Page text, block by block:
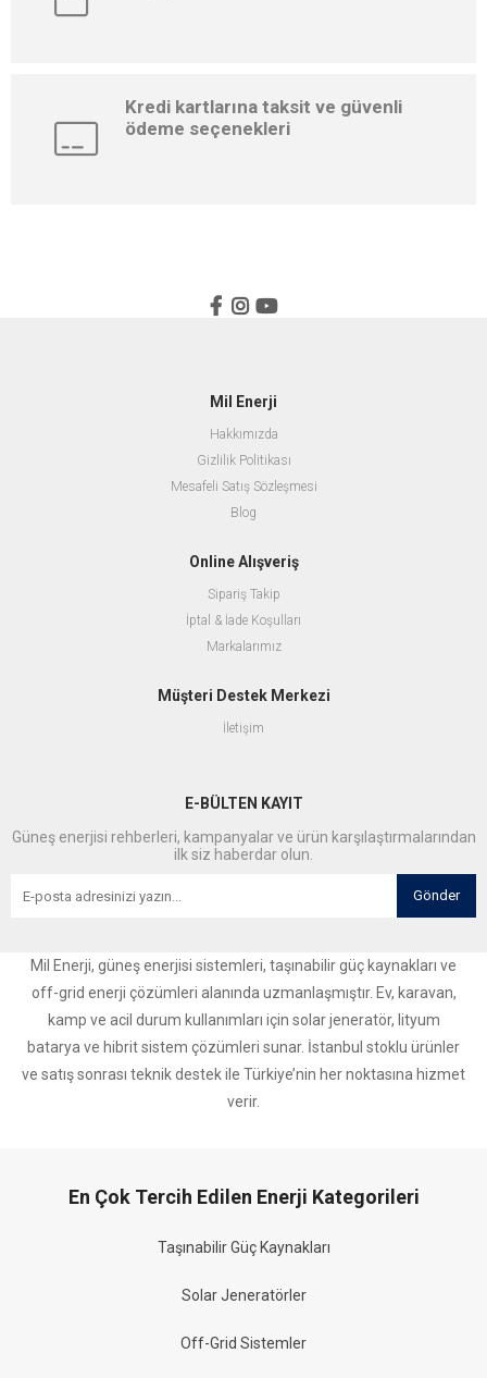
Kredi kartlarına taksit ve güvenli
ödeme seçenekleri
Mil Enerji
Hakkımızda
Gizlilik Politikası
Mesafeli Satış Sözleşmesi
Blog
Online Alışveriş
Sipariş Takip
İptal & İade Koşulları
Markalarımız
Müşteri Destek Merkezi
İletişim
E-BÜLTEN KAYIT
Güneş enerjisi rehberleri, kampanyalar ve ürün karşılaştırmalarından
ilk siz haberdar olun.
Gönder
Mil Enerji, güneş enerjisi sistemleri, taşınabilir güç kaynakları ve
off-grid enerji çözümleri alanında uzmanlaşmıştır. Ev, karavan,
kamp ve acil durum kullanımları için solar jeneratör, lityum
batarya ve hibrit sistem çözümleri sunar. İstanbul stoklu ürünler
ve satış sonrası teknik destek ile Türkiye’nin her noktasına hizmet
verir.
En Çok Tercih Edilen Enerji Kategorileri
Taşınabilir Güç Kaynakları
Solar Jeneratörler
Off-Grid Sistemler